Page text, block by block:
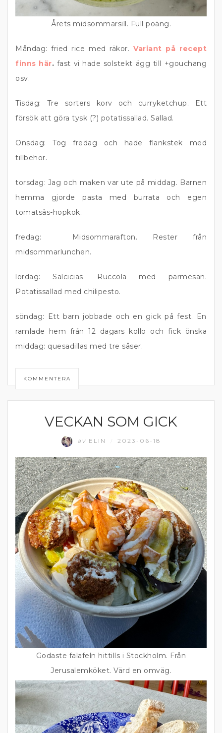
Årets midsommarsill. Full poäng.
Måndag: fried rice med räkor.Variant på recept
finns här. fast vi hade solstekt ägg till +gouchang
osv.
Tisdag: Tre sorters korv och curryketchup. Ett
försök att göra tysk (?) potatissallad. Sallad.
Onsdag: Tog fredag och hade flankstek med
tillbehör.
torsdag: Jag och maken var ute på middag. Barnen
hemma gjorde pasta med burrata och egen
tomatsås-hopkok.
fredag: Midsommarafton. Rester från
midsommarlunchen.
lördag: Salcicias. Ruccola med parmesan.
Potatissallad med chilipesto.
söndag: Ett barn jobbade och en gick på fest. En
ramlade hem från 12 dagars kollo och fick önska
middag: quesadillas med tre såser.
KOMMENTERA
MATPRATVECKAN SOM GICK
av ELIN 2023-06-18
Godaste falafeln hittills i Stockholm. Från
Jerusalemköket. Värd en omväg.